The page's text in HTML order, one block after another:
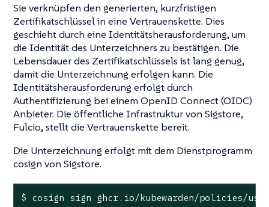
Sie verknüpfen den generierten, kurzfristigen
Zertifikatschlüssel in eine Vertrauenskette. Dies
geschieht durch eine Identitätsherausforderung, um
die Identität des Unterzeichners zu bestätigen. Die
Lebensdauer des Zertifikatschlüssels ist lang genug,
damit die Unterzeichnung erfolgen kann. Die
Identitätsherausforderung erfolgt durch
Authentifizierung bei einem OpenID Connect (OIDC)
Anbieter. Die öffentliche Infrastruktur von Sigstore,
Fulcio, stellt die Vertrauenskette bereit.
Die Unterzeichnung erfolgt mit dem Dienstprogramm
cosign von Sigstore.
$ cosign sign ghcr.io/kubewarden/policies/